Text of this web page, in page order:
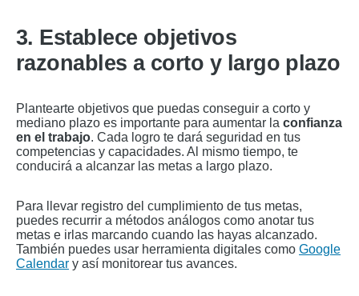
3. Establece objetivos
razonables a corto y largo plazo
Plantearte objetivos que puedas conseguir a corto y
mediano plazo es importante para aumentar la confianza
en el trabajo. Cada logro te dará seguridad en tus
competencias y capacidades. Al mismo tiempo, te
conducirá a alcanzar las metas a largo plazo.
Para llevar registro del cumplimiento de tus metas,
puedes recurrir a métodos análogos como anotar tus
metas e irlas marcando cuando las hayas alcanzado.
También puedes usar herramienta digitales como Google
Calendar y así monitorear tus avances.